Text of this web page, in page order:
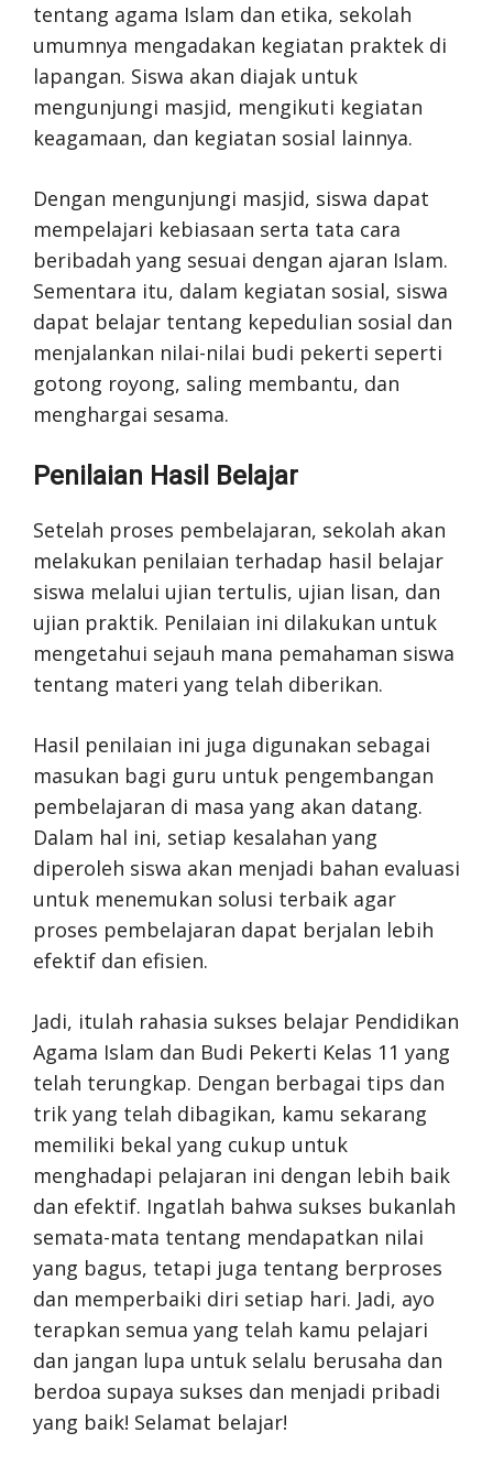
tentang agama Islam dan etika, sekolah
umumnya mengadakan kegiatan praktek di
lapangan. Siswa akan diajak untuk
mengunjungi masjid, mengikuti kegiatan
keagamaan, dan kegiatan sosial lainnya.
Dengan mengunjungi masjid, siswa dapat
mempelajari kebiasaan serta tata cara
beribadah yang sesuai dengan ajaran Islam.
Sementara itu, dalam kegiatan sosial, siswa
dapat belajar tentang kepedulian sosial dan
menjalankan nilai-nilai budi pekerti seperti
gotong royong, saling membantu, dan
menghargai sesama.
Penilaian Hasil Belajar
Setelah proses pembelajaran, sekolah akan
melakukan penilaian terhadap hasil belajar
siswa melalui ujian tertulis, ujian lisan, dan
ujian praktik. Penilaian ini dilakukan untuk
mengetahui sejauh mana pemahaman siswa
tentang materi yang telah diberikan.
Hasil penilaian ini juga digunakan sebagai
masukan bagi guru untuk pengembangan
pembelajaran di masa yang akan datang.
Dalam hal ini, setiap kesalahan yang
diperoleh siswa akan menjadi bahan evaluasi
untuk menemukan solusi terbaik agar
proses pembelajaran dapat berjalan lebih
efektif dan efisien.
Jadi, itulah rahasia sukses belajar Pendidikan
Agama Islam dan Budi Pekerti Kelas 11 yang
telah terungkap. Dengan berbagai tips dan
trik yang telah dibagikan, kamu sekarang
memiliki bekal yang cukup untuk
menghadapi pelajaran ini dengan lebih baik
dan efektif. Ingatlah bahwa sukses bukanlah
semata-mata tentang mendapatkan nilai
yang bagus, tetapi juga tentang berproses
dan memperbaiki diri setiap hari. Jadi, ayo
terapkan semua yang telah kamu pelajari
dan jangan lupa untuk selalu berusaha dan
berdoa supaya sukses dan menjadi pribadi
yang baik! Selamat belajar!